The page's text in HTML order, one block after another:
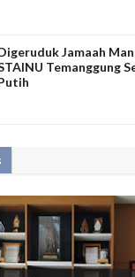
Jamaah
Temanggung